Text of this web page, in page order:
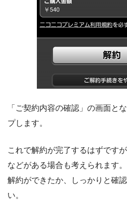
「ご契約内容の確認」の画面と
プします。
これで解約が完了するはずです
などがある場合も考えられます
解約ができたか、しっかりと確
い。